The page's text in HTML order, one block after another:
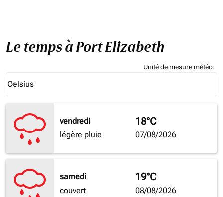
Le temps à Port Elizabeth
Unité de mesure météo:
Celsius
keyboard_arrow_down
vendredi
légère pluie
18°C
07/08/2026
samedi
couvert
19°C
08/08/2026